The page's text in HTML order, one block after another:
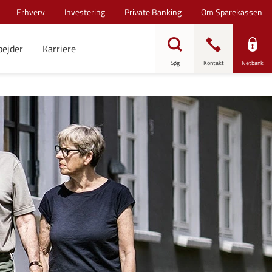
Erhverv Investering Private Banking Om Sparekassen
Karriere
Søg Kontakt Netbank